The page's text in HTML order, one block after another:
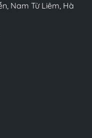
Nam Từ Liêm, Hà